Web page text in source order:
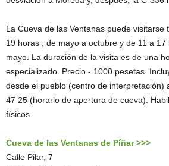
La Cueva de las Ventanas puede visitarse
19 horas , de mayo a octubre y de 11 a
mayo. La duración de la visita es de una
especializado. Precio.- 1000 pesetas.
desde el pueblo (centro de interpretación)
47 25 (horario de apertura de cueva).
físicos.
Cueva de las Ventanas de Píñar >>>
Calle Pilar, 7